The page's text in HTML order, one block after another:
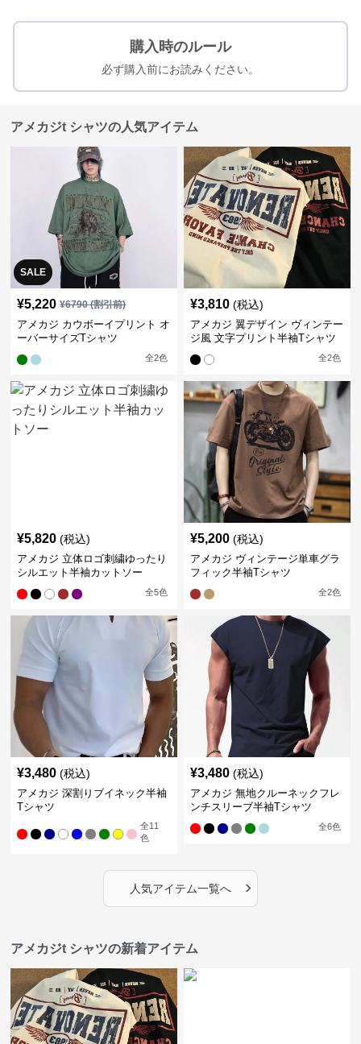
購入時のルール
必ず購入前にお読みください。
アメカジt シャツの人気アイテム
SALE
¥5,220 ¥6790(割引前)
アメカジ カウボーイプリント オ
ーバーサイズTシャツ
全2色
¥3,810 (税込)
アメカジ 翼デザイン ヴィンテー
ジ風 文字プリント半袖Tシャツ
全2色
¥5,820 (税込)
アメカジ 立体ロゴ刺繍ゆったり
シルエット半袖カットソー
全5色
¥5,200 (税込)
アメカジ ヴィンテージ単車グラ
フィック半袖Tシャツ
全2色
¥3,480 (税込)
アメカジ 深割りブイネック半袖
Tシャツ
全11
色
¥3,480 (税込)
アメカジ 無地クルーネックフレ
ンチスリーブ半袖Tシャツ
全6色
人気アイテム一覧へ ›
アメカジt シャツの新着アイテム